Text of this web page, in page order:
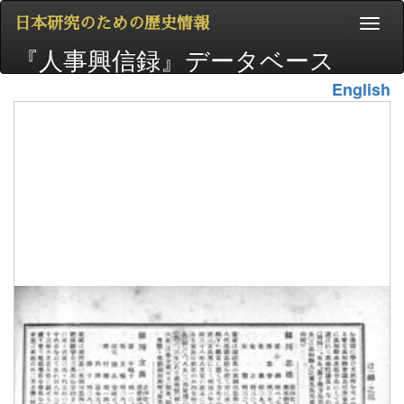
日本研究のための歴史情報
『人事興信録』データベース
English